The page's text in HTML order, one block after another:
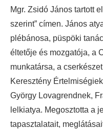
Mgr. Zsidó János tartott
szerint” címen. János
plébánosa, püspöki
éltetője és mozgatója, a
munkatársa, a
Keresztény
György Lovagrendnek,
lelkiatya. Megosztotta a
tapasztalatait,